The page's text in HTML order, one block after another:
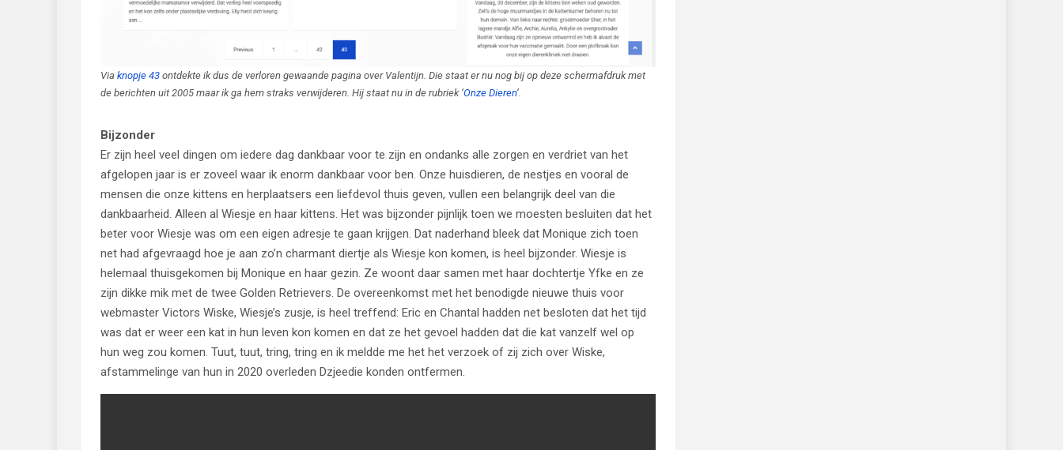
Via knopje 43 ontdekte ik dus de verloren gewaande pagina over Valentijn. Die staat er nu nog bij op deze schermafdruk met
de berichten uit 2005 maar ik ga hem straks verwijderen. Hij staat nu in de rubriek ‘Onze Dieren‘.
Bijzonder
Er zijn heel veel dingen om iedere dag dankbaar voor te zijn en ondanks alle zorgen en verdriet van het
afgelopen jaar is er zoveel waar ik enorm dankbaar voor ben. Onze huisdieren, de nestjes en vooral de
mensen die onze kittens en herplaatsers een liefdevol thuis geven, vullen een belangrijk deel van die
dankbaarheid. Alleen al Wiesje en haar kittens. Het was bijzonder pijnlijk toen we moesten besluiten dat het
beter voor Wiesje was om een eigen adresje te gaan krijgen. Dat naderhand bleek dat Monique zich toen
net had afgevraagd hoe je aan zo’n charmant diertje als Wiesje kon komen, is heel bijzonder. Wiesje is
helemaal thuisgekomen bij Monique en haar gezin. Ze woont daar samen met haar dochtertje Yfke en ze
zijn dikke mik met de twee Golden Retrievers. De overeenkomst met het benodigde nieuwe thuis voor
webmaster Victors Wiske, Wiesje’s zusje, is heel treffend: Eric en Chantal hadden net besloten dat het tijd
was dat er weer een kat in hun leven kon komen en dat ze het gevoel hadden dat die kat vanzelf wel op
hun weg zou komen. Tuut, tuut, tring, tring en ik meldde me het het verzoek of zij zich over Wiske,
afstammelinge van hun in 2020 overleden Dzjeedie konden ontfermen.